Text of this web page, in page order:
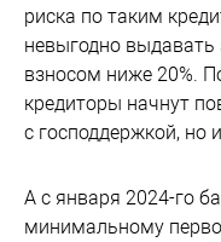
риска по таким
невыгодно
взносом ниже 20%.
кредиторы начнут
с господдержкой, но
А с января 2024-го
минимальному